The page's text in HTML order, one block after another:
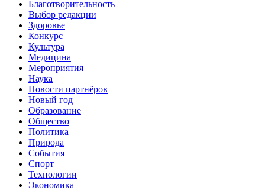
Благотворительность
Выбор редакции
Здоровье
Конкурс
Культура
Медицина
Мероприятия
Наука
Новости партнёров
Новый год
Образование
Общество
Политика
Природа
События
Спорт
Технологии
Экономика